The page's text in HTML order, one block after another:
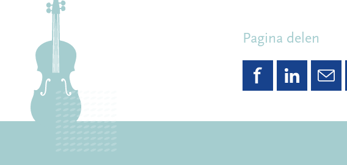
Pagina delen